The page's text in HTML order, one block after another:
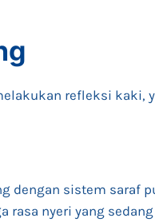
refleksi kaki,
dengan sistem saraf
nyeri yang sedang